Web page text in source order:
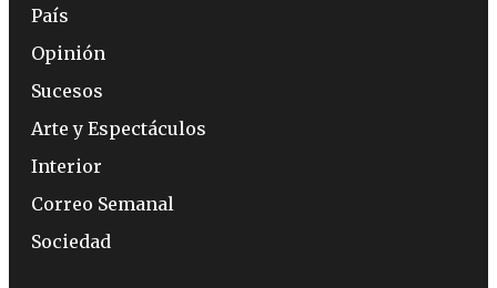
País
Opinión
Sucesos
Arte y Espectáculos
Interior
Correo Semanal
Sociedad